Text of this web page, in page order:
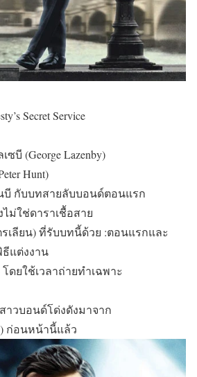
Secret Service
บี (George Lazenby)
Hunt)
บี กับบทสายลับบอนด์ตอนแรก
ม่ใช่ดาราเชื้อสาย
เลียน) ที่รับบทนี้ด้วย :ตอนแรกและ
แต่งงาน
ดยใช้เวลาถ่ายทำเฉพาะ
าวบอนด์โด่งดังมาจาก
) ก่อนหน้านี้แล้ว